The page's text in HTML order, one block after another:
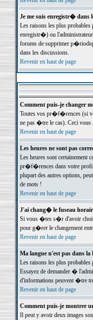
Je me suis enregistr� dans
Les raisons les plus
enregistr�) ou
forums de supprimer
dans les discussions.
Revenir en haut de page
Comment puis-je changer
Toutes vos pr�f�rences (si
ne pas �tre le cas). Ceci
Revenir en haut de page
Les heures ne sont pas
Les heures sont
pr�f�rences dans votre profil
plupart des autres options,
de mots !
Revenir en haut de page
J'ai chang� le fuseau
Si vous �tes s�r d'avoir
pour g�rer le changement
Revenir en haut de page
Ma langue n'est pas dans la
Les raisons les plus
Essayez de demander �
d'informations peuvent �tre
Revenir en haut de page
Comment puis-je montrer
Il peut y avoir deux images